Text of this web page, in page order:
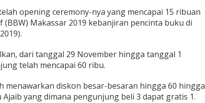
opening ceremony-nya yang mencapai 15 ribuan
Makassar 2019 kebanjiran pencinta buku di
dari tanggal 29 November hingga tanggal 1
telah mencapai 60 ribu.
menawarkan diskon besar-besaran hingga 60 hingga
Ajaib yang dimana pengunjung beli 3 dapat gratis 1.